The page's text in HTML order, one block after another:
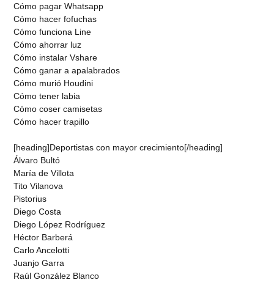
Cómo pagar Whatsapp
Cómo hacer fofuchas
Cómo funciona Line
Cómo ahorrar luz
Cómo instalar Vshare
Cómo ganar a apalabrados
Cómo murió Houdini
Cómo tener labia
Cómo coser camisetas
Cómo hacer trapillo
[heading]Deportistas con mayor crecimiento[/heading]
Álvaro Bultó
María de Villota
Tito Vilanova
Pistorius
Diego Costa
Diego López Rodríguez
Héctor Barberá
Carlo Ancelotti
Juanjo Garra
Raúl González Blanco